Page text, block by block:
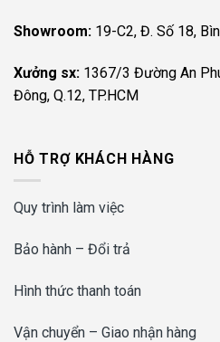
Showroom: 19-C2, Đ. Số 18,
Xưởng sx: 1367/3 Đường An
Đông, Q.12, TP.HCM
HỖ TRỢ KHÁCH HÀNG
Quy trình làm việc
Bảo hành – Đổi trả
Hình thức thanh toán
Vận chuyển – Giao nhận hàng